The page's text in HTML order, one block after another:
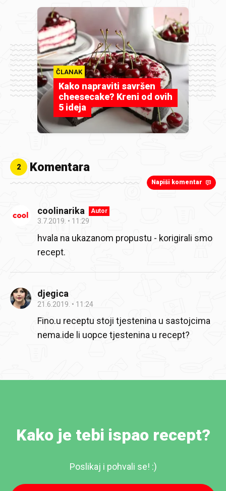
ČLANAK
Kako napraviti savršen
cheesecake? Kreni od ovih
5 ideja
2 Komentara
Napiši komentar
coolinarika Autor
3.7.2019. 11:29
hvala na ukazanom propustu - korigirali smo
recept.
djegica
21.6.2019. 11:24
Fino.u receptu stoji tjestenina u sastojcima
nema.ide li uopce tjestenina u recept?
Kako je tebi ispao recept?
Poslikaj i pohvali se! :)